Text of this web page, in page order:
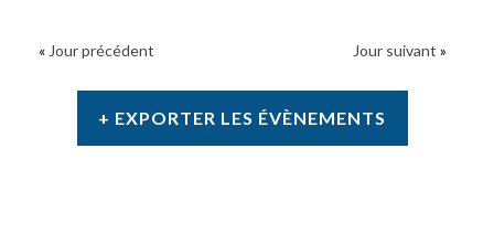
« Jour précédent Jour suivant »
+ EXPORTER LES ÉVÈNEMENTS